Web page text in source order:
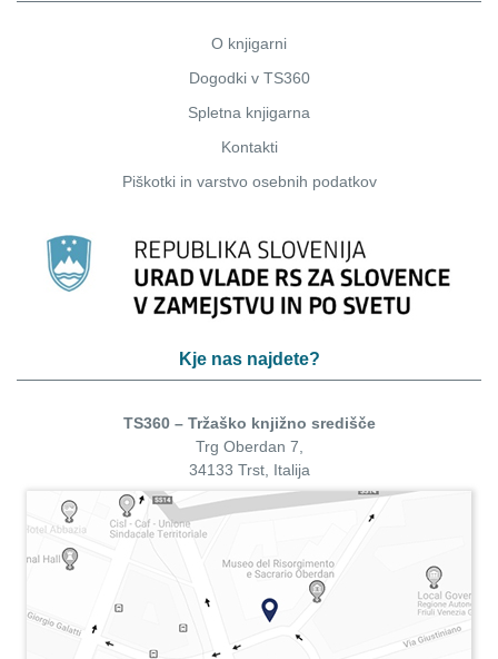
O knjigarni
Dogodki v TS360
Spletna knjigarna
Kontakti
Piškotkiin varstvo osebnih podatkov
Kje nas najdete?
TS360 – Tržaško knjižno središče
Trg Oberdan 7,
34133 Trst, Italija